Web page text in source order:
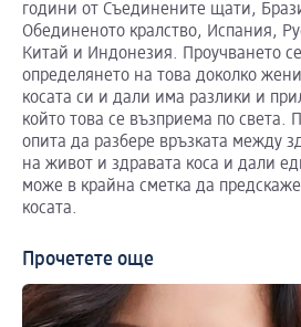
години от Съединените щати,
Обединеното кралство, Испания,
Китай и Индонезия. Проучването
определянето на това доколко
косата си и дали има разлики и
който това се възприема по света.
опита да разбере връзката между
на живот и здравата коса и дали
може в крайна сметка да
косата.
Прочетете още